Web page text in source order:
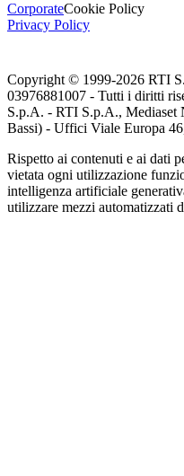
CorporateCookie Policy
Privacy Policy
Copyright © 1999-2026 RTI
03976881007 - Tutti i diritti
S.p.A. - RTI S.p.A., Mediaset
Bassi) - Uffici Viale Europa
Rispetto ai contenuti e ai dati
vietata ogni utilizzazione
intelligenza artificiale
utilizzare mezzi automatizzati